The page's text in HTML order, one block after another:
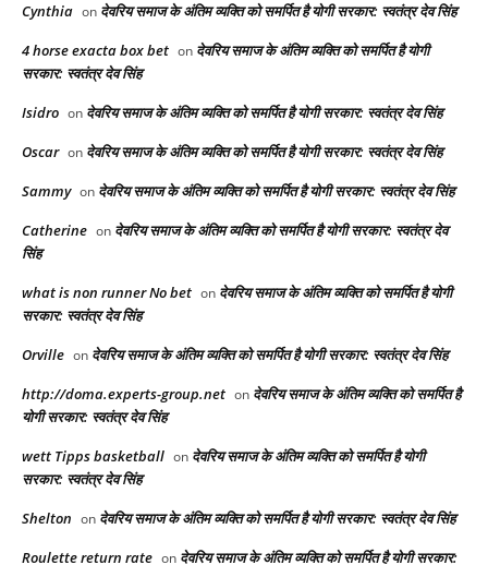
Cynthia on देवरिय समाज के अंतिम व्यक्ति को समर्पित है योगी सरकार: स्वतंत्र देव सिंह
4 horse exacta box bet​ on देवरिय समाज के अंतिम व्यक्ति को समर्पित है योगी
सरकार: स्वतंत्र देव सिंह
Isidro on देवरिय समाज के अंतिम व्यक्ति को समर्पित है योगी सरकार: स्वतंत्र देव सिंह
Oscar on देवरिय समाज के अंतिम व्यक्ति को समर्पित है योगी सरकार: स्वतंत्र देव सिंह
Sammy on देवरिय समाज के अंतिम व्यक्ति को समर्पित है योगी सरकार: स्वतंत्र देव सिंह
Catherine on देवरिय समाज के अंतिम व्यक्ति को समर्पित है योगी सरकार: स्वतंत्र देव
सिंह
what is non runner No bet​ on देवरिय समाज के अंतिम व्यक्ति को समर्पित है योगी
सरकार: स्वतंत्र देव सिंह
Orville on देवरिय समाज के अंतिम व्यक्ति को समर्पित है योगी सरकार: स्वतंत्र देव सिंह
http://doma.experts-group.net on देवरिय समाज के अंतिम व्यक्ति को समर्पित है
योगी सरकार: स्वतंत्र देव सिंह
wett Tipps basketball on देवरिय समाज के अंतिम व्यक्ति को समर्पित है योगी
सरकार: स्वतंत्र देव सिंह
Shelton on देवरिय समाज के अंतिम व्यक्ति को समर्पित है योगी सरकार: स्वतंत्र देव सिंह
Roulette return rate on देवरिय समाज के अंतिम व्यक्ति को समर्पित है योगी सरकार: